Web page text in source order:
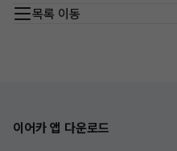
목록 이동
이어카 앱 다운로드